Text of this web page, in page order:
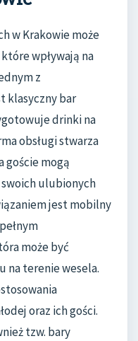
w Krakowie może
wpływają na
z
klasyczny bar
drinki na
obsługi stwarza
goście mogą
ulubionych
jest mobilny
może być
na terenie wesela.
oraz ich gości.
tzw. bary